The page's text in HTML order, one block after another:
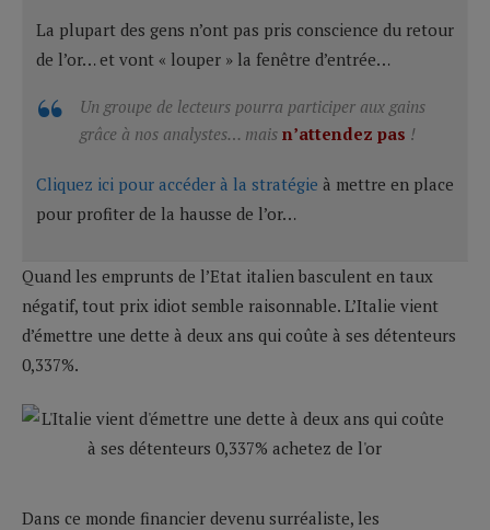
La plupart des gens n’ont pas pris conscience du retour
de l’or… et vont « louper » la fenêtre d’entrée…
Un groupe de lecteurs pourra participer aux gains
grâce à nos analystes… mais n’attendez pas !
Cliquez ici pour accéder à la stratégie à mettre en place
pour profiter de la hausse de l’or…
Quand les emprunts de l’Etat italien basculent en taux
négatif, tout prix idiot semble raisonnable. L’Italie vient
d’émettre une dette à deux ans qui coûte à ses détenteurs
0,337%.
Dans ce monde financier devenu surréaliste, les